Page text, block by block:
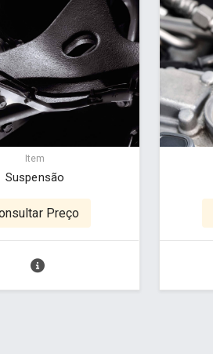
Item
Suspensão
Preço